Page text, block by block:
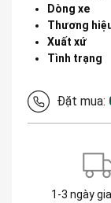
Dòng xe
Thương
Xuất xứ
Tình trạng
Đặt mua:
1-3 ngày